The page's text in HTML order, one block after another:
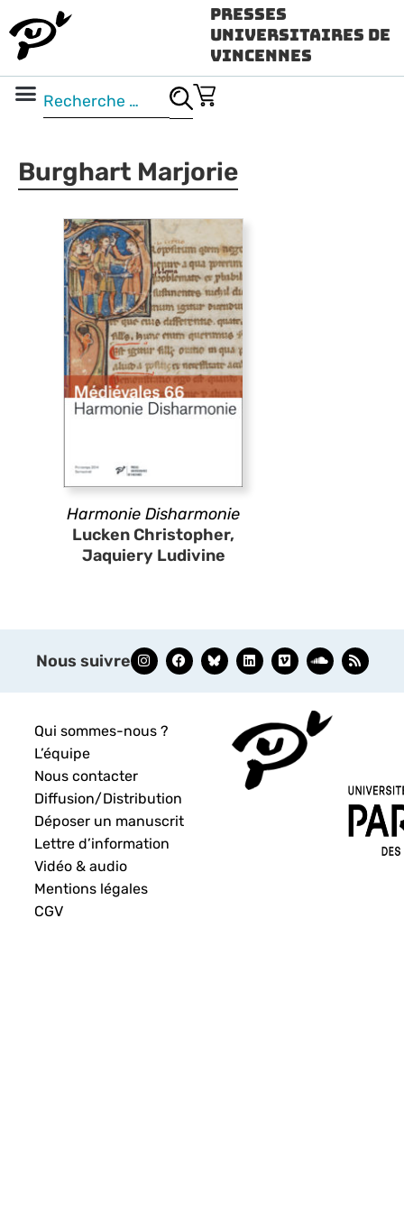
Presses
Universitaires de
Vincennes
Burghart Marjorie
Harmonie Disharmonie
Lucken Christopher,
Jaquiery Ludivine
Nous suivre
Qui sommes-nous ?
L’équipe
Nous contacter
Diffusion/Distribution
Déposer un manuscrit
Lettre d’information
Vidéo & audio
Mentions légales
CGV